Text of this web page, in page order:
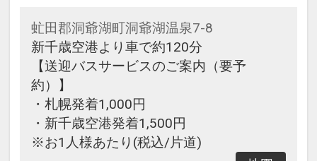
虻田郡洞爺湖町洞爺湖温泉7-8
新千歳空港より車で約120分
【送迎バスサービスのご案内（要予
約）】
・札幌発着1,000円
・新千歳空港発着1,500円
※お1人様あたり(税込/片道)